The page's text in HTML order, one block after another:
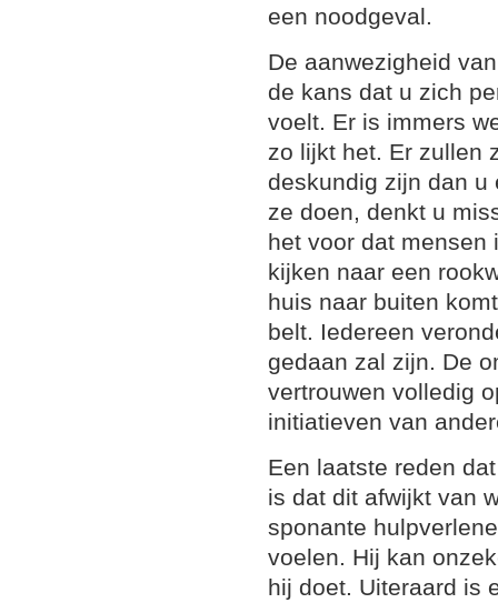
een noodgeval.
De aanwezigheid
de kans dat u zich
voelt. Er is immers
zo lijkt het. Er zullen
deskundig zijn dan u
ze doen, denkt u
het voor dat mensen
kijken naar een
huis naar buiten
belt. Iedereen
gedaan zal zijn. De
vertrouwen volledig
initiatieven van
Een laatste reden
is dat dit afwijkt van
sponante
voelen. Hij kan
hij doet. Uiteraard is